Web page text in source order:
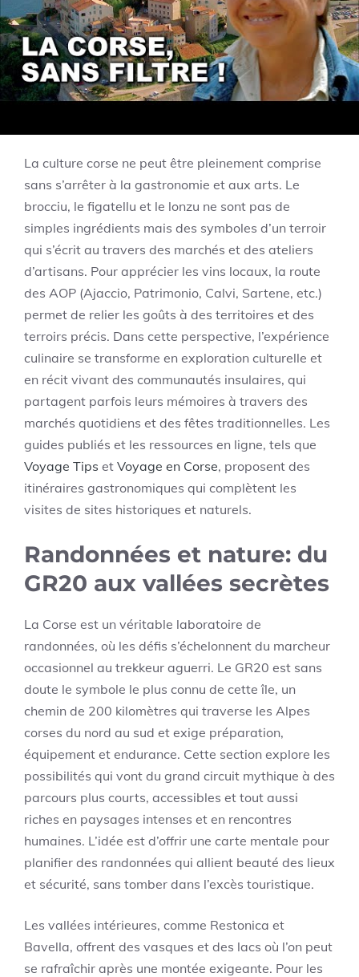
référencés ci-dessus agrémentent votre
connaissance des lieux et des histoires qui les
entourent.
Élévation culturelle et
La culture corse ne peut être pleinement comprise
sans s’arrêter à la gastronomie et aux arts. Le
brocciu, le figatellu et le lonzu ne sont pas de
simples ingrédients mais des symboles d’un terroir
qui s’écrit au travers des marchés et des ateliers
d’artisans. Pour apprécier les vins locaux, la route
des AOP (Ajaccio, Patrimonio, Calvi, Sartene, etc.)
permet de relier les goûts à des territoires et des
terroirs précis. Dans cette perspective, l’expérience
culinaire se transforme en exploration culturelle et
en récit vivant des communautés insulaires, qui
partagent parfois leurs mémoires à travers des
marchés quotidiens et des fêtes traditionnelles. Les
guides publiés et les ressources en ligne, tels que
Voyage Tips et Voyage en Corse, proposent des
itinéraires gastronomiques qui complètent les
visites de sites historiques et naturels.
Randonnées et nature: du
GR20 aux vallées secrètes
La Corse est un véritable laboratoire de
randonnées, où les défis s’échelonnent du marcheur
occasionnel au trekkeur aguerri. Le GR20 est sans
doute le symbole le plus connu de cette île, un
chemin de 200 kilomètres qui traverse les Alpes
corses du nord au sud et exige préparation,
équipement et endurance. Cette section explore les
possibilités qui vont du grand circuit mythique à des
parcours plus courts, accessibles et tout aussi
riches en paysages intenses et en rencontres
humaines. L’idée est d’offrir une carte mentale pour
planifier des randonnées qui allient beauté des lieux
et sécurité, sans tomber dans l’excès touristique.
Les vallées intérieures, comme Restonica et
Bavella, offrent des vasques et des lacs où l’on peut
se rafraîchir après une montée exigeante. Pour les